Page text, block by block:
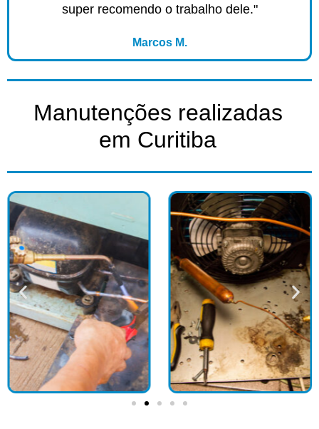
super recomendo o trabalho dele."
Marcos M.
Manutenções realizadas
em Curitiba​